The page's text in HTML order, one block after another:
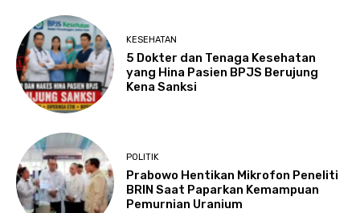
KESEHATAN
5 Dokter dan Tenaga Kesehatan
yang Hina Pasien BPJS Berujung
Kena Sanksi
POLITIK
Prabowo Hentikan Mikrofon Peneliti
BRIN Saat Paparkan Kemampuan
Pemurnian Uranium